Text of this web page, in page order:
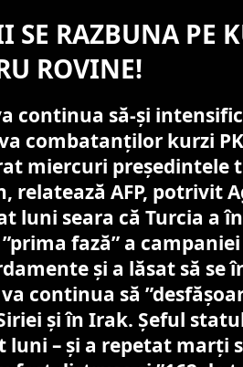
SE RAZBUNA PE
ROVINE!
continua să-şi
combatanţilor kurzi
miercuri preşedintele
relatează AFP, potrivit
luni seara că Turcia a
”prima fază” a
şi a lăsat să se
continua să
şi în Irak. Şeful
– şi a repetat marţi